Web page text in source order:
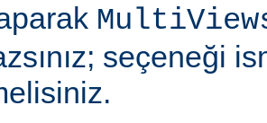
seçeneği